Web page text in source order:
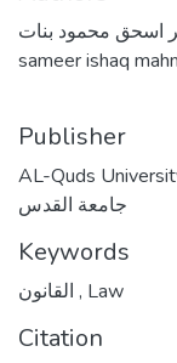
اسحق محمود بنات
sameer ishaq
Publisher
AL-Quds
جامعة القدس
Keywords
, Law
Citation